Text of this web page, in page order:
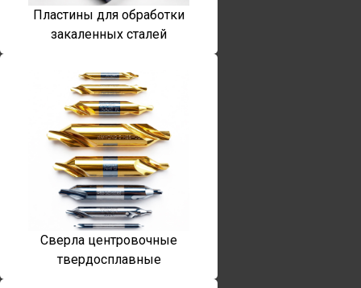
Пластины для обработки
закаленных сталей
Сверла центровочные
твердосплавные